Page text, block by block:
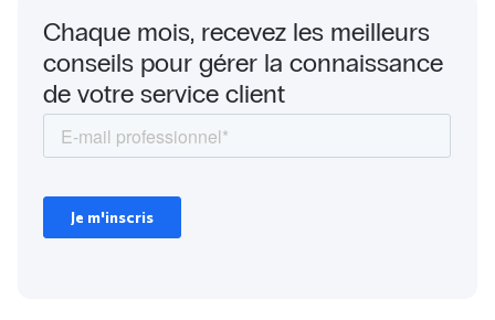
Chaque mois, recevez les meilleurs
conseils pour gérer la connaissance
de votre service client